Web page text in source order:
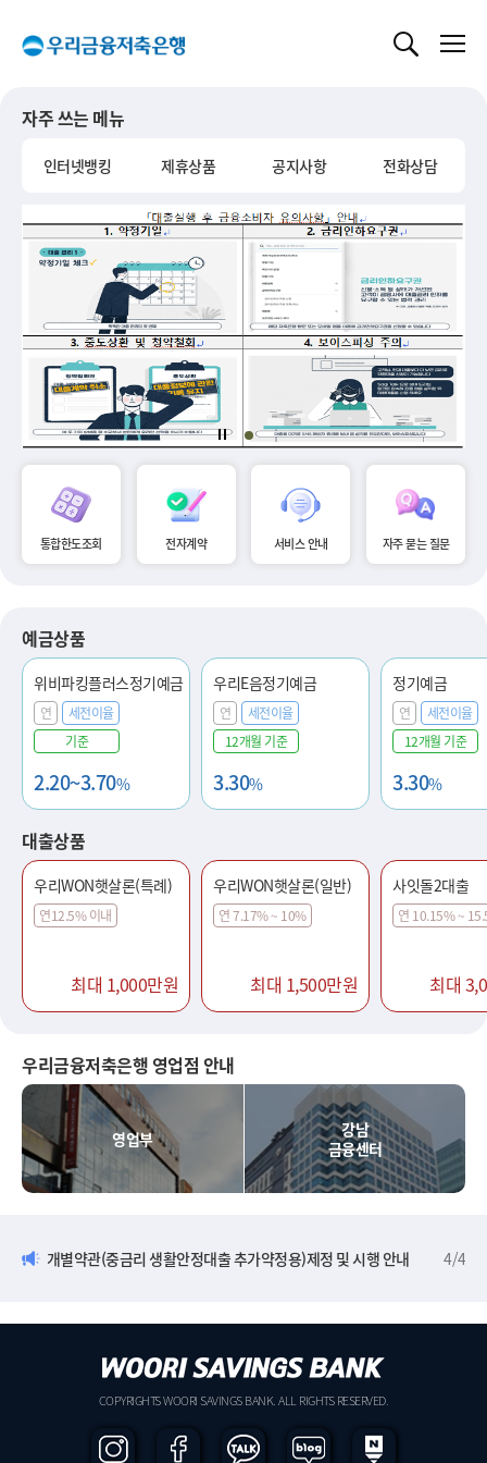
자주 쓰는 메뉴
인터넷뱅킹 제휴상품 공지사항 전화상담
통합한도조회 전자계약 서비스 안내 자주 묻는 질문
예금상품
위비파킹플러스정기예금
연
세전이율
기준
2.20~3.70%
우리E음정기예금
연
세전이율
12개월 기준
3.30%
정기예금
연
세전이율
12개월 기준
3.30%
대출상품
우리WON햇살론(특례)
연12.5% 이내
최대 1,000만원
우리WON햇살론(일반)
연 7.17% ~ 10%
최대 1,500만원
사잇돌2대출
연 10.15% ~
최대
우리금융저축은행 영업점 안내
영업부
강남
금융센터
개별약관(중금리 생활안정대출 추가약정용)제정 및 시행 안내 4/4
COPYRIGHTS WOORI SAVINGS BANK. ALL RIGHTS RESERVED.